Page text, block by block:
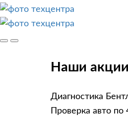
Наши акции
Диагностика
Проверка авто